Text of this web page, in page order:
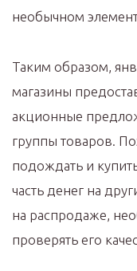
необычном
Таким образом,
магазины
акционные
группы товаров.
подождать и
часть денег на
на распродаже,
проверять его